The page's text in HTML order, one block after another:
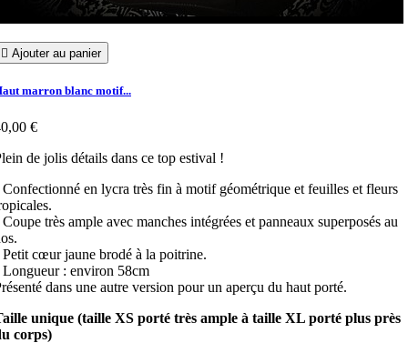
 Ajouter au panier
marron blanc motif...
€
de jolis détails dans ce top estival !
Confectionné en lycra très fin à motif géométrique et feuilles et fleurs
Coupe très ample avec manches intégrées et panneaux superposés au
Petit cœur jaune brodé à la poitrine.
Longueur : environ 58cm
dans une autre version pour un aperçu du haut porté.
unique (taille XS porté très ample à taille XL porté plus près
corps)